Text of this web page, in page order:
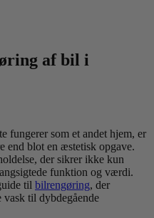
af bil i
fungerer som et andet hjem, er
end blot en æstetisk opgave.
der sikrer ikke kun
funktion og værdi.
til bilrengøring, der
til dybdegående